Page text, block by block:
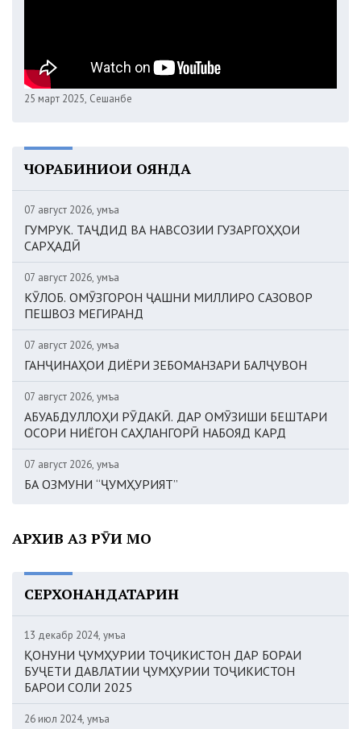
25 март 2025, Сешанбе
ЧОРАБИНИҲОИ ОЯНДА
07 август 2026, Ҷумъа
ГУМРУК. ТАҶДИД ВА НАВСОЗИИ ГУЗАРГОҲҲОИ
САРҲАДӢ
07 август 2026, Ҷумъа
КӮЛОБ. ОМӮЗГОРОН ҶАШНИ МИЛЛИРО САЗОВОР
ПЕШВОЗ МЕГИРАНД
07 август 2026, Ҷумъа
ГАНҶИНАҲОИ ДИЁРИ ЗЕБОМАНЗАРИ БАЛҶУВОН
07 август 2026, Ҷумъа
АБУАБДУЛЛОҲИ РӮДАКӢ. ДАР ОМӮЗИШИ БЕШТАРИ
ОСОРИ НИЁГОН САҲЛАНГОРӢ НАБОЯД КАРД
07 август 2026, Ҷумъа
БА ОЗМУНИ “ҶУМҲУРИЯТ”
АРХИВ АЗ РӮИ МОҲ
СЕРХОНАНДАТАРИН
13 декабр 2024, Ҷумъа
ҚОНУНИ ҶУМҲУРИИ ТОҶИКИСТОН ДАР БОРАИ
БУҶЕТИ ДАВЛАТИИ ҶУМҲУРИИ ТОҶИКИСТОН
БАРОИ СОЛИ 2025
26 июл 2024, Ҷумъа